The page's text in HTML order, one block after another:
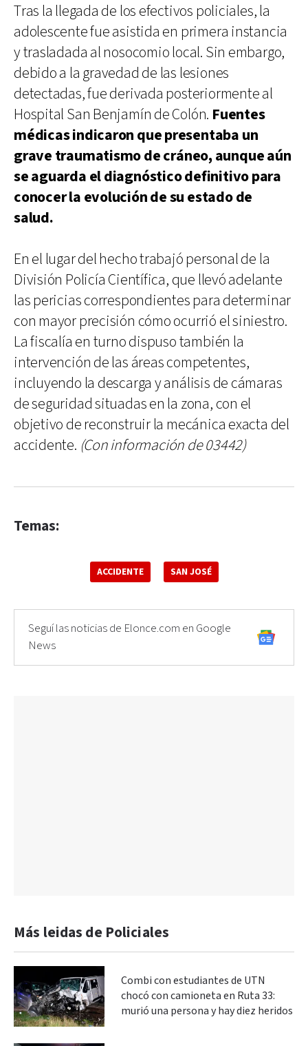
Tras la llegada de los efectivos policiales, la
adolescente fue asistida en primera instancia
y trasladada al nosocomio local. Sin embargo,
debido a la gravedad de las lesiones
detectadas, fue derivada posteriormente al
Hospital San Benjamín de Colón. Fuentes
médicas indicaron que presentaba un
grave traumatismo de cráneo, aunque aún
se aguarda el diagnóstico definitivo para
conocer la evolución de su estado de
salud.
En el lugar del hecho trabajó personal de la
División Policía Científica, que llevó adelante
las pericias correspondientes para determinar
con mayor precisión cómo ocurrió el siniestro.
La fiscalía en turno dispuso también la
intervención de las áreas competentes,
incluyendo la descarga y análisis de cámaras
de seguridad situadas en la zona, con el
objetivo de reconstruir la mecánica exacta del
accidente. (Con información de 03442)
Temas:
ACCIDENTE SAN JOSÉ
Seguí las noticias de Elonce.com en Google
News
Más leidas de Policiales
Combi con estudiantes de UTN
chocó con camioneta en Ruta 33:
murió una persona y hay diez heridos